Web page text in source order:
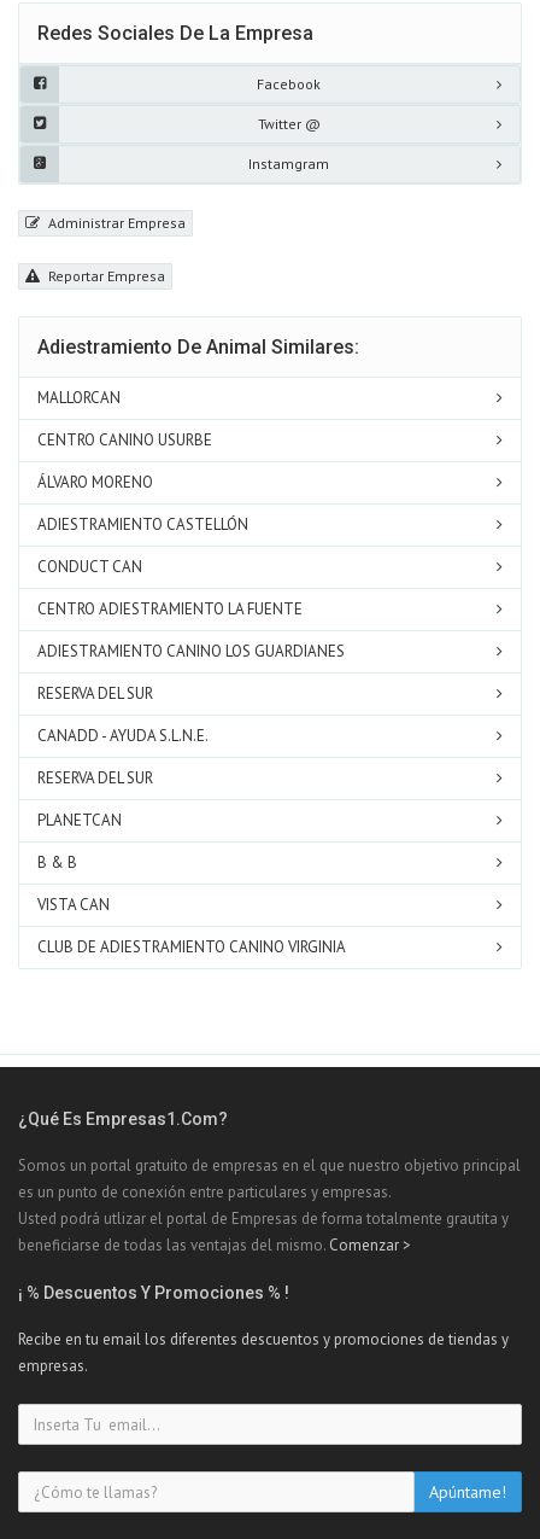
Redes Sociales De La Empresa
Facebook
Twitter @
Instamgram
Administrar Empresa
Reportar Empresa
Adiestramiento De Animal Similares:
MALLORCAN
CENTRO CANINO USURBE
ÁLVARO MORENO
ADIESTRAMIENTO CASTELLÓN
CONDUCT CAN
CENTRO ADIESTRAMIENTO LA FUENTE
ADIESTRAMIENTO CANINO LOS GUARDIANES
RESERVA DEL SUR
CANADD - AYUDA S.L.N.E.
RESERVA DEL SUR
PLANETCAN
B & B
VISTA CAN
CLUB DE ADIESTRAMIENTO CANINO VIRGINIA
¿Qué Es Empresas1.com?
Somos un portal gratuito de empresas en el que nuestro objetivo principal
es un punto de conexión entre particulares y empresas.
Usted podrá utlizar el portal de Empresas de forma totalmente grautita y
beneficiarse de todas las ventajas del mismo. Comenzar >
¡ % Descuentos Y Promociones % !
Recibe en tu email los diferentes descuentos y promociones de tiendas y
empresas.